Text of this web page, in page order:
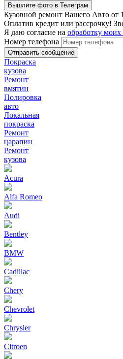
Вышлите фото в Телеграм
Кузовной ремонт Вашего Авто от
Оплатив кредит или рассрочку!
Я даю согласие на обработку
Номер телефона
Покраска
кузова
Ремонт
вмятин
Полировка
авто
Локальная
покраска
Ремонт
царапин
Ремонт
кузова
Acura
Alfa Romeo
Audi
Bentley
BMW
Cadillac
Chery
Chevrolet
Chrysler
Citroen